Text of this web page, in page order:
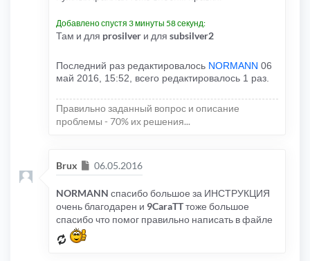
Добавлено спустя 3 минуты 58 секунд:
Там и для prosilver и для subsilver2
Последний раз редактировалось NORMANN 06
май 2016, 15:52, всего редактировалось 1 раз.
Правильно заданный вопрос и описание
проблемы - 70% их решения...
Brux Сообщение
06.05.2016
NORMANN спасибо большое за ИНСТРУКЦИЯ
очень благодарен и 9CaraTTтоже большое
спасибо что помог правильно написать в файле